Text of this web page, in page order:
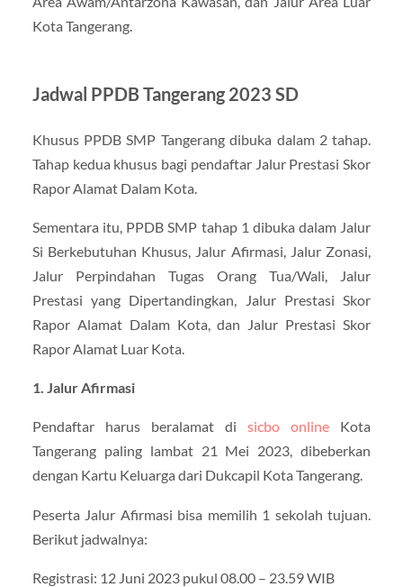
Kota Tangerang.
Jadwal PPDB Tangerang 2023 SD
Khusus PPDB SMP Tangerang dibuka dalam 2 tahap.
Tahap kedua khusus bagi pendaftar Jalur Prestasi Skor
Rapor Alamat Dalam Kota.
Sementara itu, PPDB SMP tahap 1 dibuka dalam Jalur
Si Berkebutuhan Khusus, Jalur Afirmasi, Jalur Zonasi,
Jalur Perpindahan Tugas Orang Tua/Wali, Jalur
Prestasi yang Dipertandingkan, Jalur Prestasi Skor
Rapor Alamat Dalam Kota, dan Jalur Prestasi Skor
Rapor Alamat Luar Kota.
1. Jalur Afirmasi
Pendaftar harus beralamat disicbo online Kota
Tangerang paling lambat 21 Mei 2023, dibeberkan
dengan Kartu Keluarga dari Dukcapil Kota Tangerang.
Peserta Jalur Afirmasi bisa memilih 1 sekolah tujuan.
Berikut jadwalnya:
Registrasi: 12 Juni 2023 pukul 08.00 – 23.59 WIB